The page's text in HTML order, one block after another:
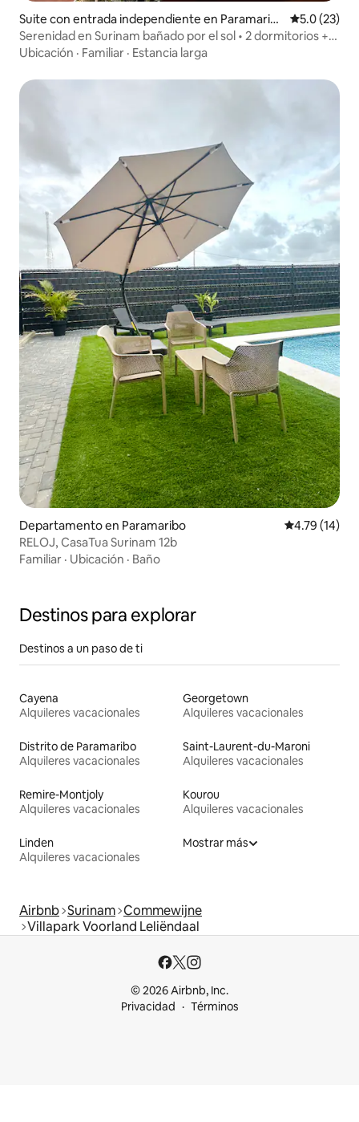
Suite con entrada independiente en Paramarib
o
Calificación
5.0 (23)
Serenidad en Surinam bañado por el sol • 2 dormitorios +
patio
Ubicación · Familiar · Estancia larga
Departamento en Paramaribo Calificación
4.79 (14)
RELOJ, CasaTua Surinam 12b
Familiar · Ubicación · Baño
Destinos para explorar
Destinos a un paso de ti
Cayena
Alquileres vacacionales
Georgetown
Alquileres vacacionales
Distrito de Paramaribo
Alquileres vacacionales
Saint-Laurent-du-Maroni
Alquileres vacacionales
Remire-Montjoly
Alquileres vacacionales
Kourou
Alquileres vacacionales
Linden
Alquileres vacacionales
Mostrar más
Airbnb Surinam Commewijne
Villapark Voorland Leliëndaal
© 2026 Airbnb, Inc.
Privacidad
Términos